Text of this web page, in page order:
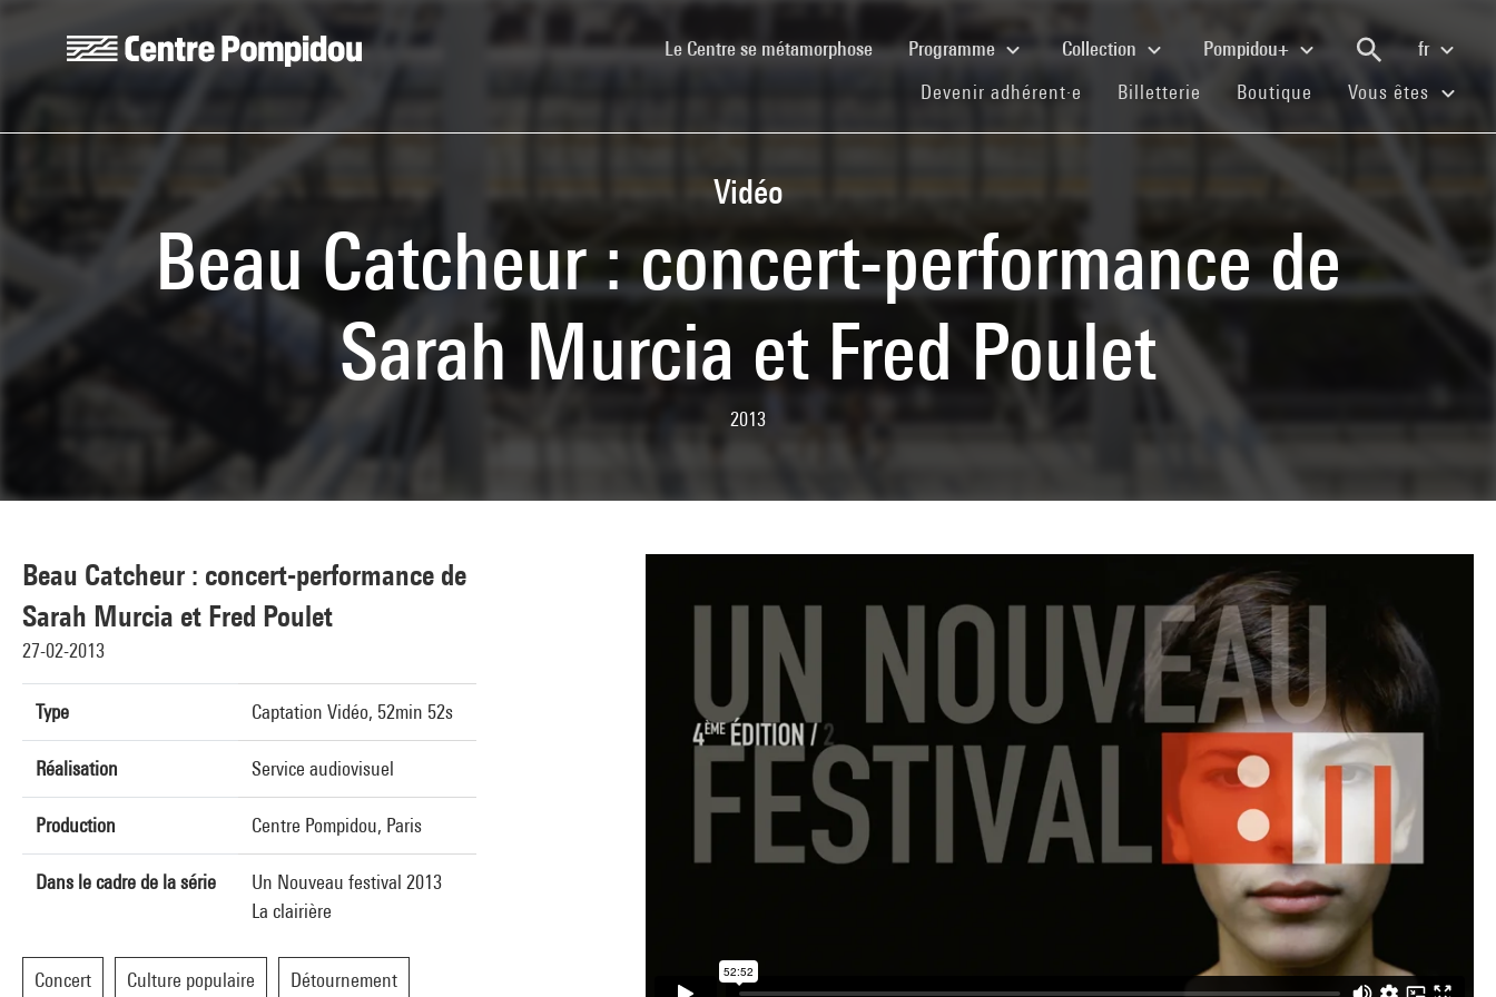
Le Centre se métamorphose(current)Programme Collection Pompidou+
fr
Devenir adhérent·e (current)
Billetterie (current)
Boutique (current)
Vous êtes
Vidéo
Beau Catcheur : concert-performance de
Sarah Murcia et Fred Poulet
2013
Beau Catcheur : concert-performance de
Sarah Murcia et Fred Poulet
27-02-2013
Type Captation Vidéo, 52min 52s
Réalisation Service audiovisuel
Production Centre Pompidou, Paris
Dans le cadre de la série
Un Nouveau festival 2013
La clairière
Concert Culture populaire Détournement